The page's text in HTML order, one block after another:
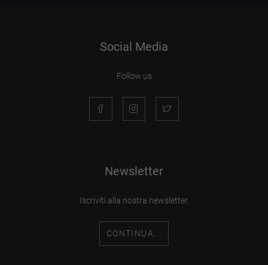
Social Media
Follow us
Newsletter
Iscriviti alla nostra newsletter.
CONTINUA...